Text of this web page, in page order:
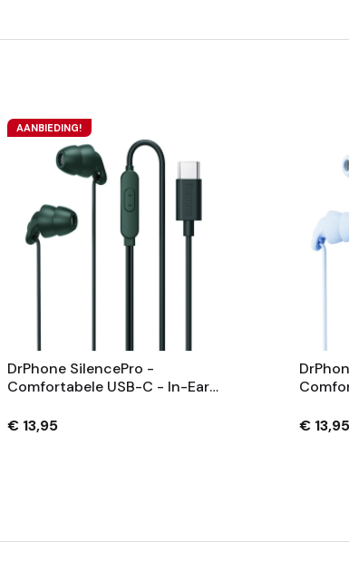
AANBIEDING!
DrPhone SilencePro -
Comfortabele USB-C - In-Ear
Ruisonderdrukking En
€ 13,95 € 13,95